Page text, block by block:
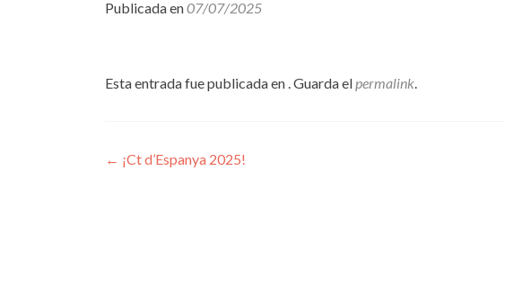
Publicada en07/07/2025
Esta entrada fue publicada en . Guarda elpermalink.
Navegación
← ¡Ct d’Espanya 2025!